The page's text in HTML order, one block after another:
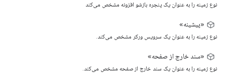
نوع زمینه را به عنوان یک پنجره بازشو افزونه مشخص می‌کند
«پیشینه»
نوع زمینه را به عنوان یک سرویس ورکر مشخص می‌کند.
«سند خارج از صفحه»
نوع زمینه را به عنوان یک سند خارج از صفحه مشخص می‌کند.